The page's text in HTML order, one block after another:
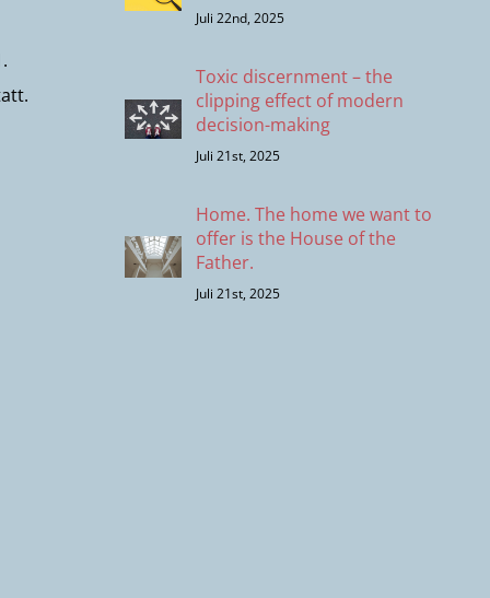
Juli 22nd, 2025
Toxic discernment – the
clipping effect of modern
decision-making
Juli 21st, 2025
Home. The home we want to
offer is the House of the
Father.
Juli 21st, 2025